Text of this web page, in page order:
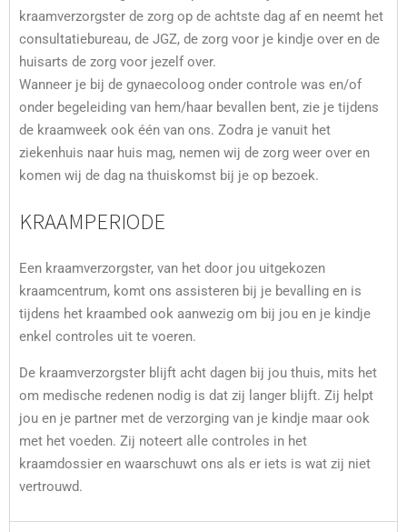
kraamverzorgster de zorg op de achtste dag af en neemt het
consultatiebureau, de JGZ, de zorg voor je kindje over en de
huisarts de zorg voor jezelf over.
Wanneer je bij de gynaecoloog onder controle was en/of
onder begeleiding van hem/haar bevallen bent, zie je tijdens
de kraamweek ook één van ons. Zodra je vanuit het
ziekenhuis naar huis mag, nemen wij de zorg weer over en
komen wij de dag na thuiskomst bij je op bezoek.
KRAAMPERIODE
Een kraamverzorgster, van het door jou uitgekozen
kraamcentrum, komt ons assisteren bij je bevalling en is
tijdens het kraambed ook aanwezig om bij jou en je kindje
enkel controles uit te voeren.
De kraamverzorgster blijft acht dagen bij jou thuis, mits het
om medische redenen nodig is dat zij langer blijft. Zij helpt
jou en je partner met de verzorging van je kindje maar ook
met het voeden. Zij noteert alle controles in het
kraamdossier en waarschuwt ons als er iets is wat zij niet
vertrouwd.